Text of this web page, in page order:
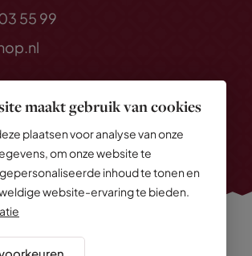
maakt gebruik van cookies
plaatsen voor analyse van onze
om onze website te
inhoud te tonen en
website-ervaring te bieden.
55 99